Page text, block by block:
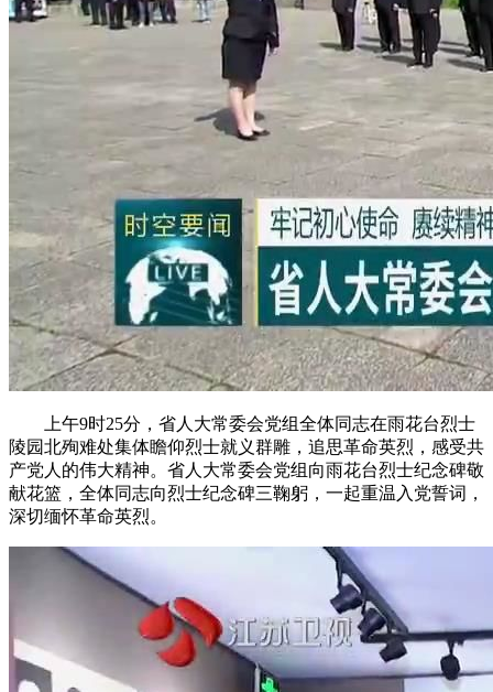
上午9时25分，省人大常委会党组全体同志在雨花台烈士
陵园北殉难处集体瞻仰烈士就义群雕，追思革命英烈，感受共
产党人的伟大精神。省人大常委会党组向雨花台烈士纪念碑敬
献花篮，全体同志向烈士纪念碑三鞠躬，一起重温入党誓词，
深切缅怀革命英烈。